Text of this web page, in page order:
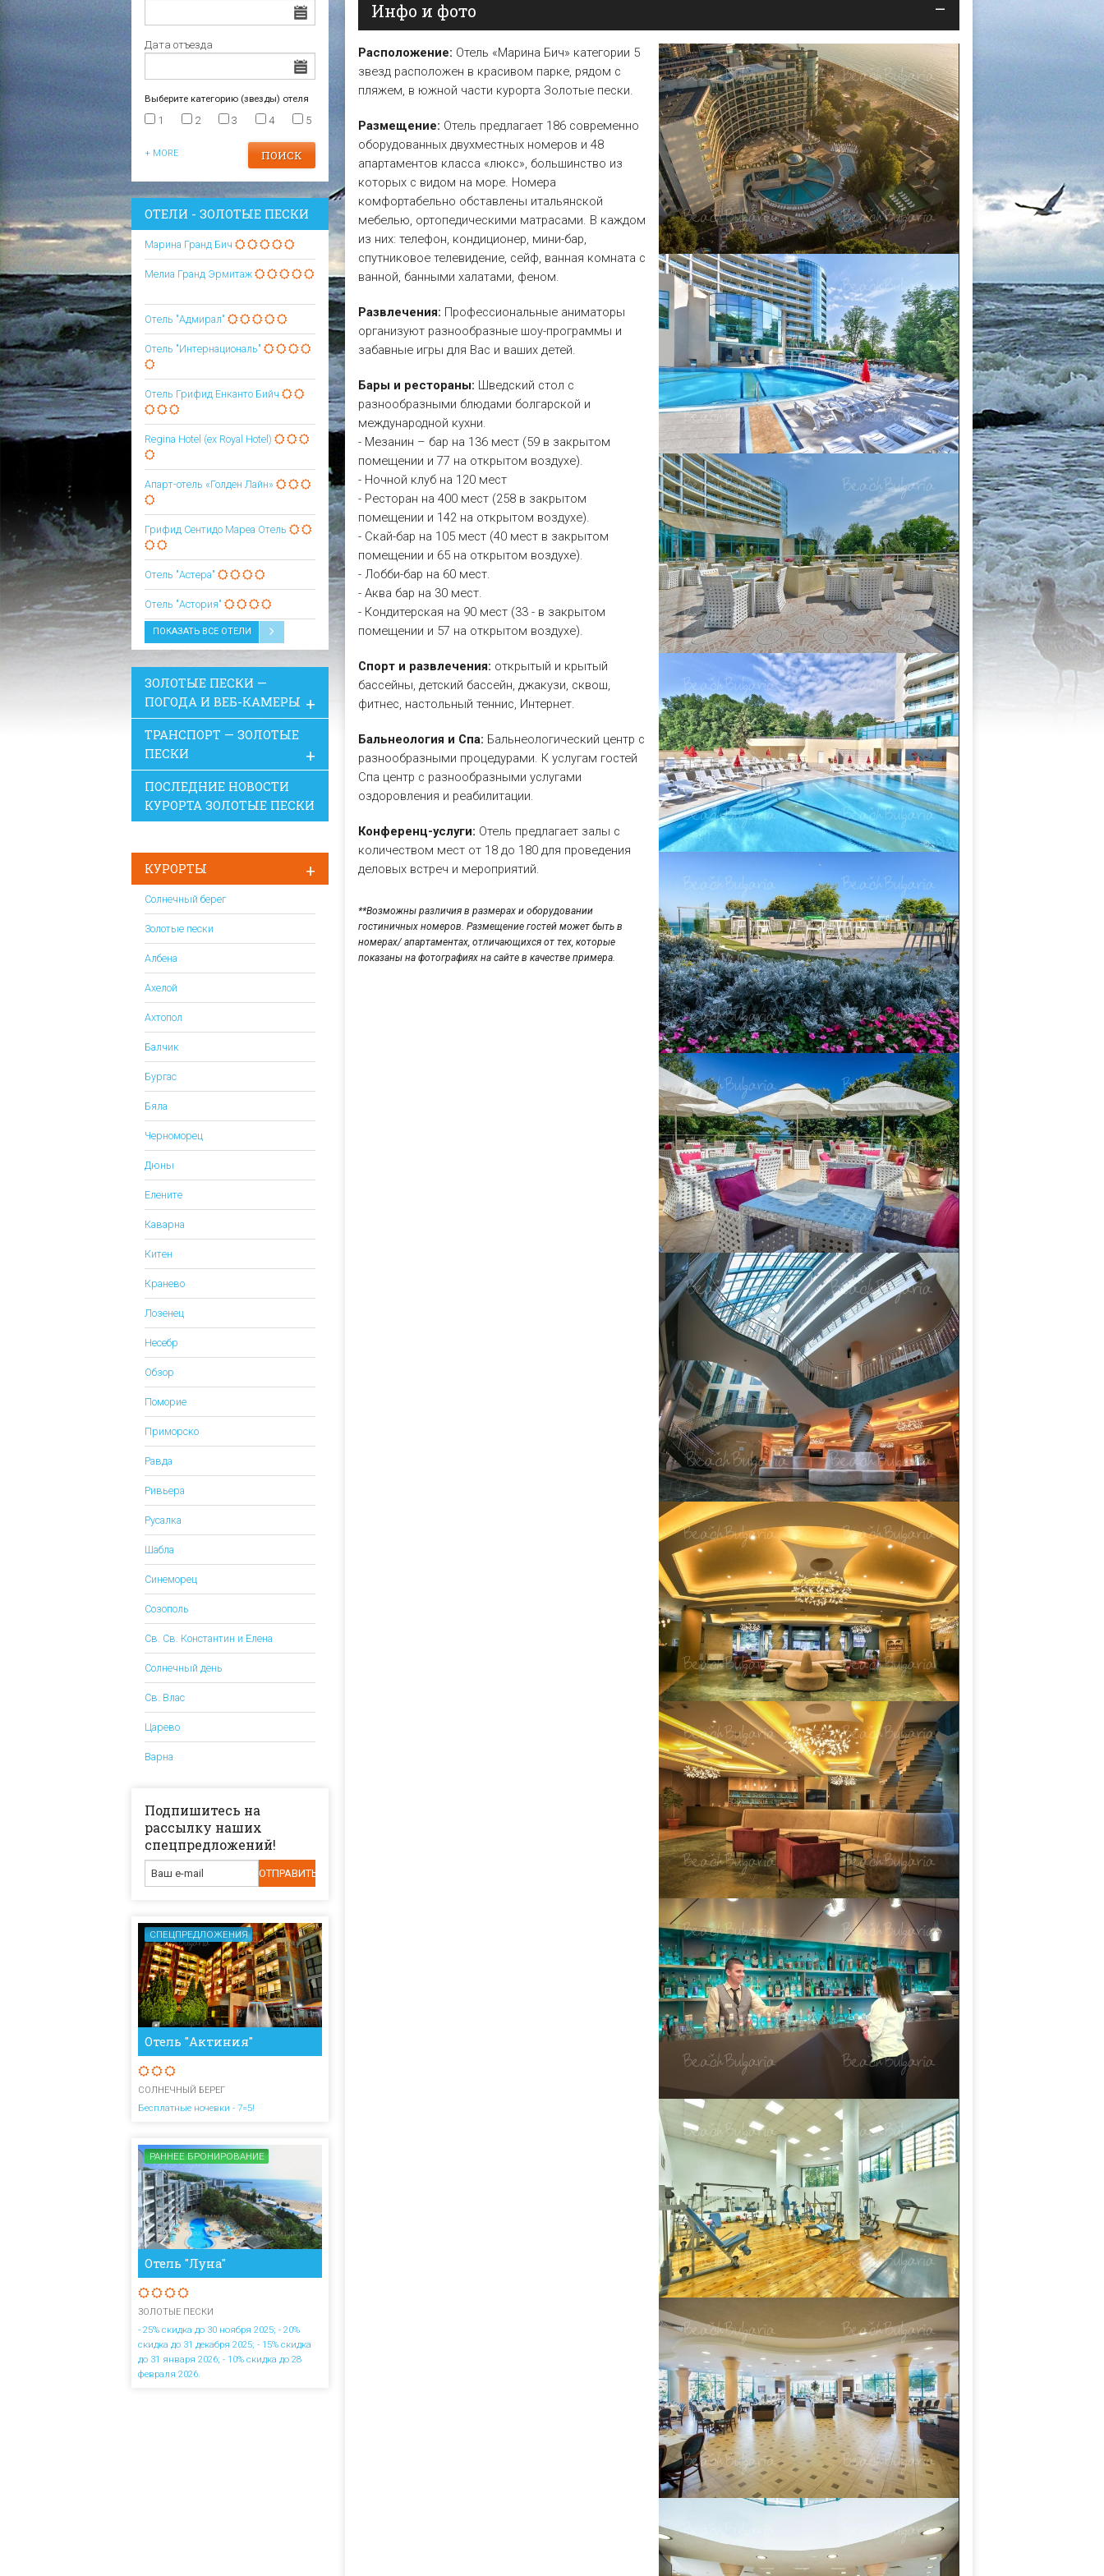
Елена
Елена
Инфо и фото
Расположение: Отель «Марина Бич» категории 5
звезд расположен в красивом парке, рядом с
пляжем, в южной части курорта Золотые пески.
Размещение: Отель предлагает 186 современно
оборудованных двухместных номеров и 48
апартаментов класса «люкс», большинство из
которых с видом на море. Номера
комфортабельно обставлены итальянской
мебелью, ортопедическими матрасами. В каждом
из них: телефон, кондиционер, мини-бар,
спутниковое телевидение, сейф, ванная комната с
ванной, банными халатами, феном.
Развлечения: Профессиональные аниматоры
организуют разнообразные шоу-программы и
забавные игры для Вас и ваших детей.
Бары и рестораны: Шведский стол с
разнообразными блюдами болгарской и
международной кухни.
- Мезанин – бар на 136 мест (59 в закрытом
помещении и 77 на открытом воздухе).
- Ночной клуб на 120 мест
- Ресторан на 400 мест (258 в закрытом
помещении и 142 на открытом воздухе).
- Скай-бар на 105 мест (40 мест в закрытом
помещении и 65 на открытом воздухе).
- Лобби-бар на 60 мест.
- Аква бар на 30 мест.
- Кондитерская на 90 мест (33 - в закрытом
помещении и 57 на открытом воздухе).
Спорт и развлечения: открытый и крытый
бассейны, детский бассейн, джакузи, сквош,
фитнес, настольный теннис, Интернет.
Бальнеология и Спа: Бальнеологический центр с
разнообразными процедурами. К услугам гостей
Спа центр с разнообразными услугами
оздоровления и реабилитации.
Конференц-услуги: Отель предлагает залы с
количеством мест от 18 до 180 для проведения
деловых встреч и мероприятий.
**Возможны различия в размерах и оборудовании
гостиничных номеров. Размещение гостей может быть в
номерах/ апартаментах, отличающихся от тех, которые
показаны на фотографиях на сайте в качестве примера.
Дата отъезда
Выберите категорию (звезды) отеля
1 2 3 4 5
+ MORE
ОТЕЛИ - ЗОЛОТЫЕ ПЕСКИ
Марина Гранд Бич
Мелиа Гранд Эрмитаж
Отель "Адмирал"
Отель "Интернациональ"
Отель Грифид Енканто Бийч
Regina Hotel (ex Royal Hotel)
Апарт-отель «Голден Лайн»
Грифид Сентидо Мареа Oтель
Отель "Астера"
Отель "Астория"
ПОКАЗАТЬ ВСЕ ОТЕЛИ
ЗОЛОТЫЕ ПЕСКИ —
ПОГОДА И ВЕБ-КАМЕРЫ
ТРАНСПОРТ — ЗОЛОТЫЕ
ПЕСКИ
ПОСЛЕДНИЕ НОВОСТИ
КУРОРТА ЗОЛОТЫЕ ПЕСКИ
КУРОРТЫ
Солнечный берег
Золотые пески
Албена
Ахелой
Ахтопол
Балчик
Бургас
Бяла
Черноморец
Дюны
Елените
Каварна
Китен
Кранево
Лозенец
Несебр
Обзор
Поморие
Приморско
Равда
Ривьера
Русалка
Шабла
Синеморец
Созополь
Св. Св. Константин и Елена
Солнечный день
Св. Влас
Царево
Варна
Подпишитесь на
рассылку наших
спецпредложений!
СПЕЦПРЕДЛОЖЕНИЯ
Отель "Актиния"
СОЛНЕЧНЫЙ БЕРЕГ
Бесплатные ночевки - 7=5!
РАННЕЕ БРОНИРОВАНИЕ
Отель "Луна"
ЗОЛОТЫЕ ПЕСКИ
- 25% скидка до 30 ноября 2025; - 20%
скидка до 31 декабря 2025; - 15% скидка
до 31 января 2026; - 10% скидка до 28
февраля 2026.